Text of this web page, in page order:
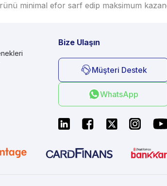
minimal efor sarf edip maksimum
Bize Ulaşın
Müşteri Destek
WhatsApp